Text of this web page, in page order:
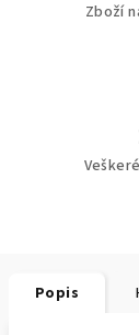
Zboží
Popis